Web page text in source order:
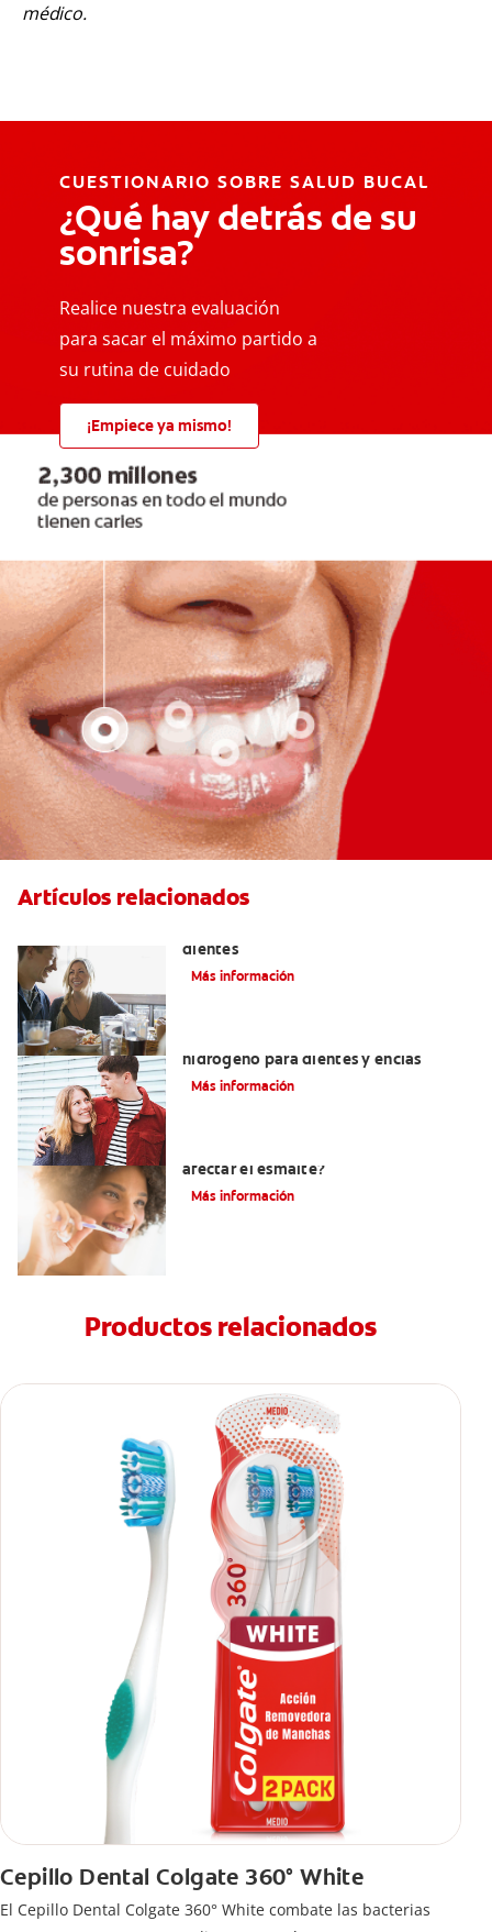
médico.
CUESTIONARIO SOBRE SALUD BUCAL
¿Qué hay detrás de su
sonrisa?
Realice nuestra evaluación
para sacar el máximo partido a
su rutina de cuidado
¡Empiece ya mismo!
Artículos relacionados
dientes
Más información
hidrógeno para dientes y encías
Más información
afectar el esmalte?
Más información
Productos relacionados
Cepillo Dental Colgate 360° White
El Cepillo Dental Colgate 360° White combate las bacterias